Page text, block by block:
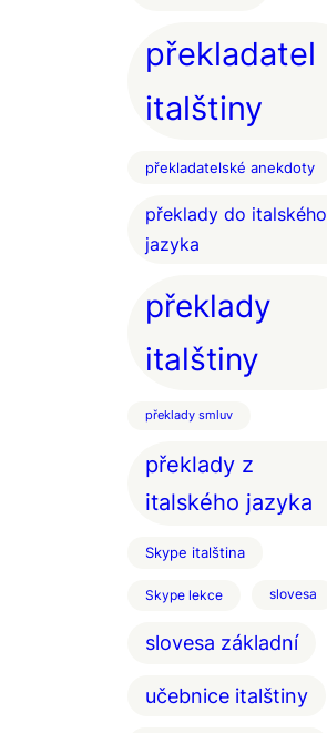
překladatel
italštiny
překladatelské anekdoty
překlady do italského
jazyka
překlady
italštiny
překlady smluv
překlady z
italského jazyka
Skype italština
Skype lekce slovesa
slovesa základní
učebnice italštiny